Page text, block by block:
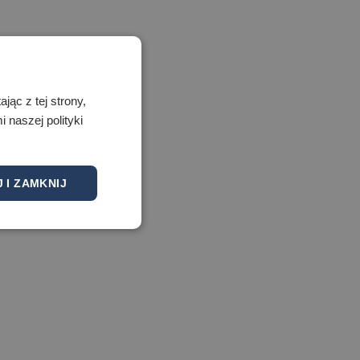
z tej strony,
naszej polityki
I ZAMKNIJ